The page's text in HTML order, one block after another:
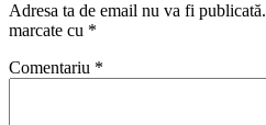
Adresa ta de email nu va fi publicată.
marcate cu *
Comentariu *